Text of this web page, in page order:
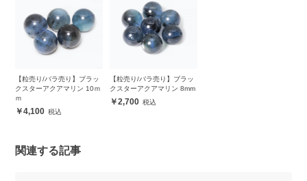
【粒売り/バラ売り】ブラッ
クスターアクアマリン 10ｍ
ｍ
4,100
【粒売り/バラ売り】ブラッ
クスターアクアマリン 8mm
2,700
関連する記事